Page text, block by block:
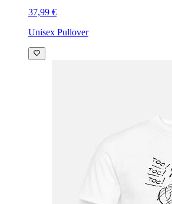
37,99 €
Unisex Pullover